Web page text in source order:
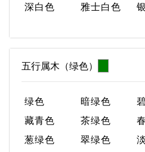
深白色
雅士白色
五行属木（绿色）
绿色 暗绿色
藏青色
茶绿色
葱绿色
翠绿色